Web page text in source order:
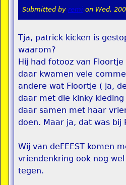
Submitted by remi on Wed,
Tja, patrick kicken is
waarom?
Hij had fotooz van
daar kwamen vele
andere wat Floortje ( ja,
daar met die kinky
daar samen met haar
doen. Maar ja, dat was bij
Wij van deFEEST komen
vriendenkring ook nog
tegen.